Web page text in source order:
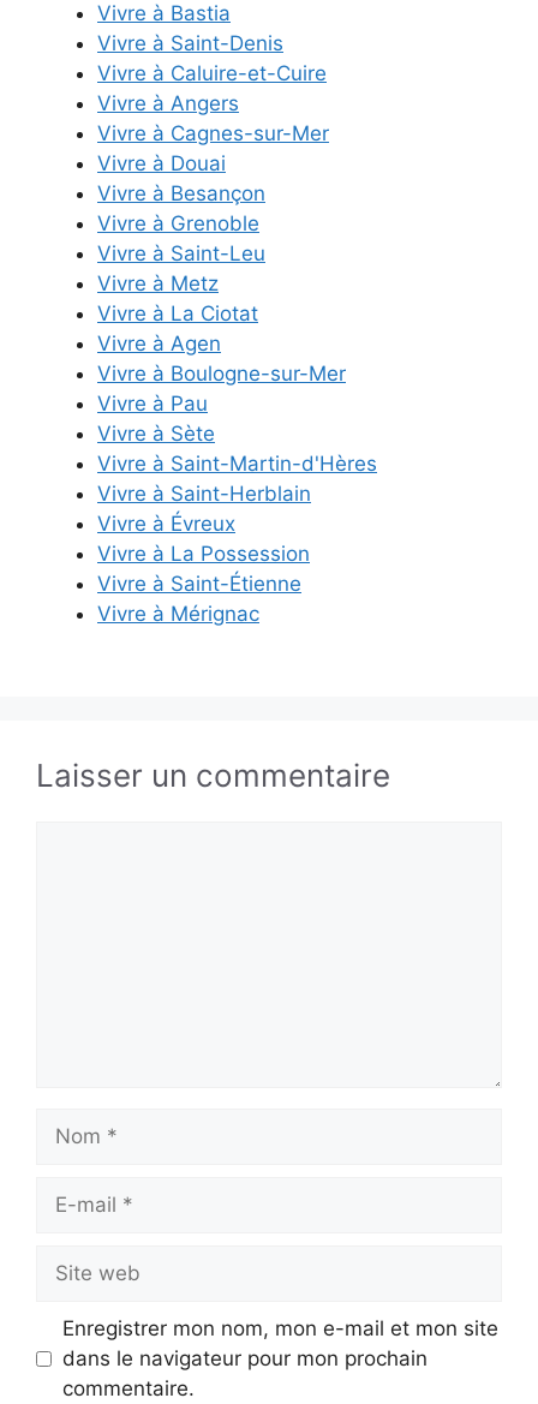
Vivre à Bastia
Vivre à Saint-Denis
Vivre à Caluire-et-Cuire
Vivre à Angers
Vivre à Cagnes-sur-Mer
Vivre à Douai
Vivre à Besançon
Vivre à Grenoble
Vivre à Saint-Leu
Vivre à Metz
Vivre à La Ciotat
Vivre à Agen
Vivre à Boulogne-sur-Mer
Vivre à Pau
Vivre à Sète
Vivre à Saint-Martin-d'Hères
Vivre à Saint-Herblain
Vivre à Évreux
Vivre à La Possession
Vivre à Saint-Étienne
Vivre à Mérignac
Laisser un commentaire
mail
web
Enregistrer mon nom, mon e-mail et mon site
dans le navigateur pour mon prochain
commentaire.